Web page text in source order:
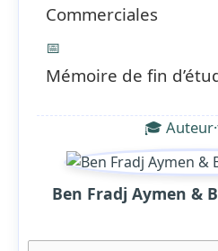
Commerciales
📅
Mémoire de fin
🎓
Ben Fradj Aymen &